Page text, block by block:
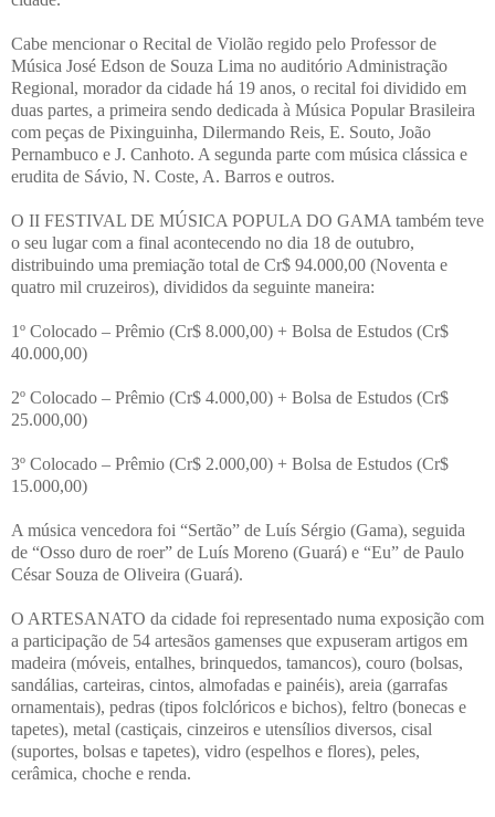
Cabe mencionar o Recital de Violão regido pelo Professor de
Música José Edson de Souza Lima no auditório Administração
Regional, morador da cidade há 19 anos, o recital foi dividido em
duas partes, a primeira sendo dedicada à Música Popular Brasileira
com peças de Pixinguinha, Dilermando Reis, E. Souto, João
Pernambuco e J. Canhoto. A segunda parte com música clássica e
erudita de Sávio, N. Coste, A. Barros e outros.
O II FESTIVAL DE MÚSICA POPULA DO GAMA também teve
o seu lugar com a final acontecendo no dia 18 de outubro,
distribuindo uma premiação total de Cr$ 94.000,00 (Noventa e
quatro mil cruzeiros), divididos da seguinte maneira:
1º Colocado – Prêmio (Cr$ 8.000,00) + Bolsa de Estudos (Cr$
40.000,00)
2º Colocado – Prêmio (Cr$ 4.000,00) + Bolsa de Estudos (Cr$
25.000,00)
3º Colocado – Prêmio (Cr$ 2.000,00) + Bolsa de Estudos (Cr$
15.000,00)
A música vencedora foi “Sertão” de Luís Sérgio (Gama), seguida
de “Osso duro de roer” de Luís Moreno (Guará) e “Eu” de Paulo
César Souza de Oliveira (Guará).
O ARTESANATO da cidade foi representado numa exposição com
a participação de 54 artesãos gamenses que expuseram artigos em
madeira (móveis, entalhes, brinquedos, tamancos), couro (bolsas,
sandálias, carteiras, cintos, almofadas e painéis), areia (garrafas
ornamentais), pedras (tipos folclóricos e bichos), feltro (bonecas e
tapetes), metal (castiçais, cinzeiros e utensílios diversos, cisal
(suportes, bolsas e tapetes), vidro (espelhos e flores), peles,
cerâmica, choche e renda.